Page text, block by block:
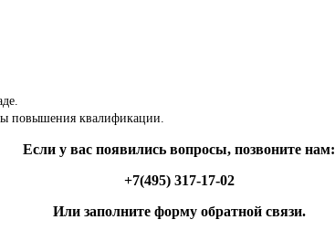
повышения квалификации.
Если у вас появились вопросы, позвоните нам:
+7(495) 317-17-02
Или заполните форму обратной связи.